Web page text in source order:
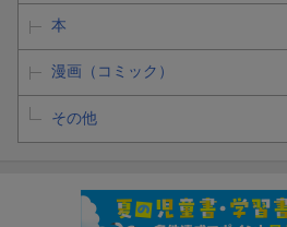
本
漫画（コミック）
その他